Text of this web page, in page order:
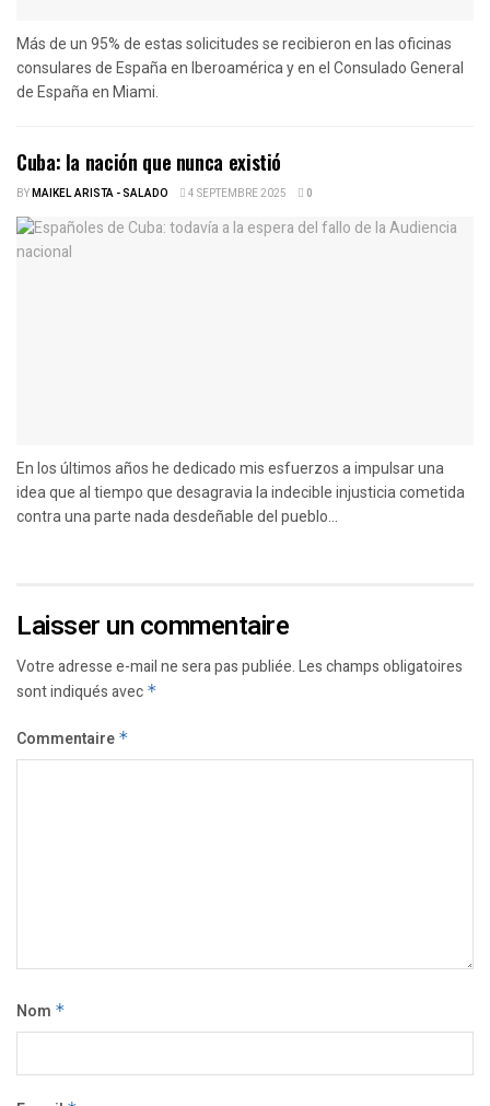
Más de un 95% de estas solicitudes se recibieron en las oficinas
consulares de España en Iberoamérica y en el Consulado General
de España en Miami.
Cuba: la nación que nunca existió
BYMAIKEL ARISTA - SALADO 4 SEPTEMBRE 2025 0
En los últimos años he dedicado mis esfuerzos a impulsar una
idea que al tiempo que desagravia la indecible injusticia cometida
contra una parte nada desdeñable del pueblo...
Laisser un commentaire
Votre adresse e-mail ne sera pas publiée.Les champs obligatoires
sont indiqués avec *
Commentaire *
Nom *